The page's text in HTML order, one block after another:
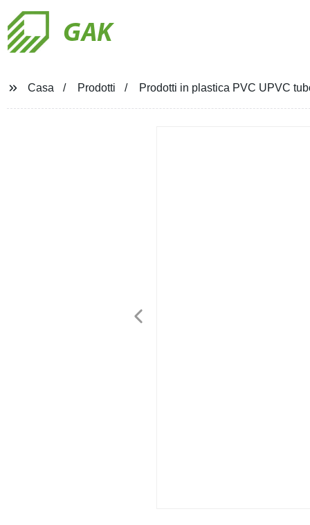
GAK
Casa Prodotti Prodotti in plastica PVC UPVC